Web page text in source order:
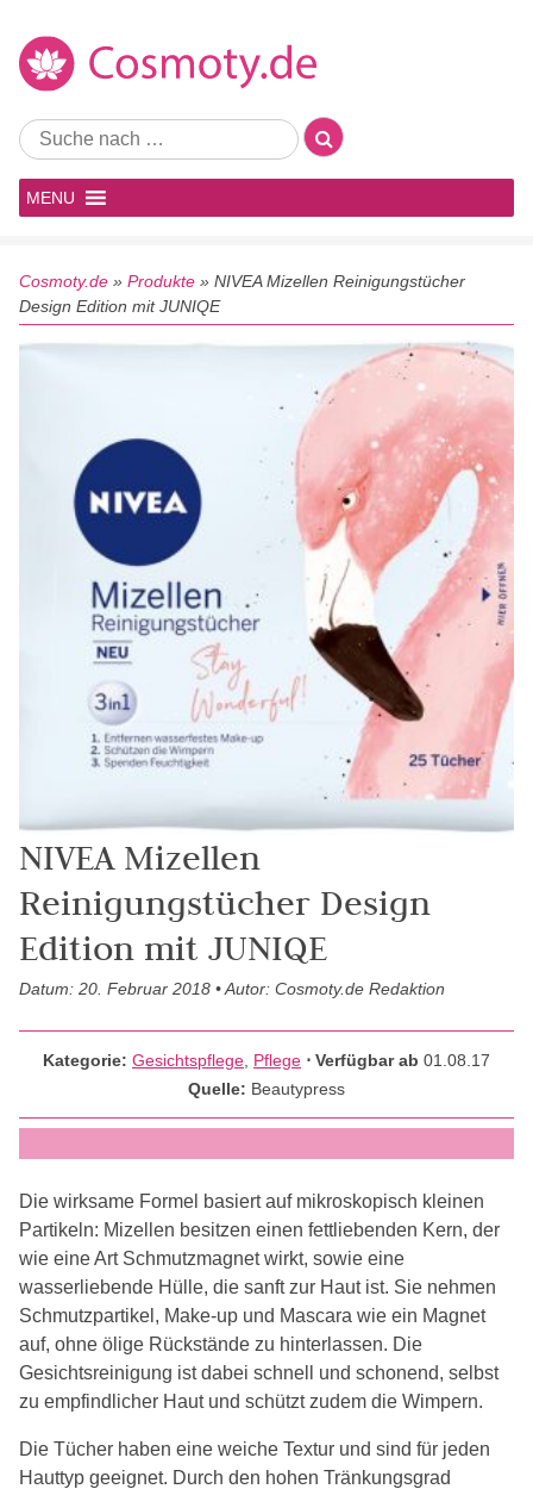
MENU
Cosmoty.de » Produkte » NIVEA Mizellen Reinigungstücher
Design Edition mit JUNIQE
NIVEA Mizellen
Reinigungstücher Design
Edition mit JUNIQE
Datum: 20. Februar 2018 • Autor: Cosmoty.de Redaktion
Kategorie: Gesichtspflege Pflege ⋅ Verfügbar ab 01.08.17
Quelle: Beautypress
Die wirksame Formel basiert auf mikroskopisch kleinen
Partikeln: Mizellen besitzen einen fettliebenden Kern, der
wie eine Art Schmutzmagnet wirkt, sowie eine
wasserliebende Hülle, die sanft zur Haut ist. Sie nehmen
Schmutzpartikel, Make-up und Mascara wie ein Magnet
auf, ohne ölige Rückstände zu hinterlassen. Die
Gesichtsreinigung ist dabei schnell und schonend, selbst
zu empfindlicher Haut und schützt zudem die Wimpern.
Die Tücher haben eine weiche Textur und sind für jeden
Hauttyp geeignet. Durch den hohen Tränkungsgrad